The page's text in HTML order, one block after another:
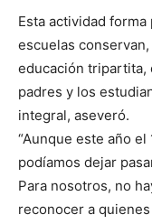
Esta actividad
escuelas
educación tripartita,
padres y los
integral, aseveró.
“Aunque este año el
podíamos dejar
Para nosotros, no
reconocer a